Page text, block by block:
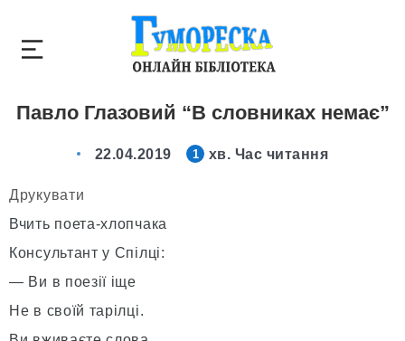
Павло Глазовий “В словниках немає”
22.04.2019 1 хв. Час читання
Друкувати
Вчить поета-хлопчака
Консультант у Спілці:
— Ви в поезії іще
Не в своїй тарілці.